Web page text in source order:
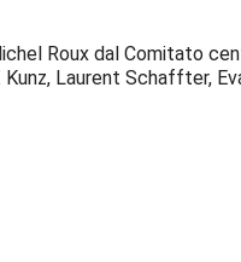
Roux dal Comitato
Laurent Schaffter,